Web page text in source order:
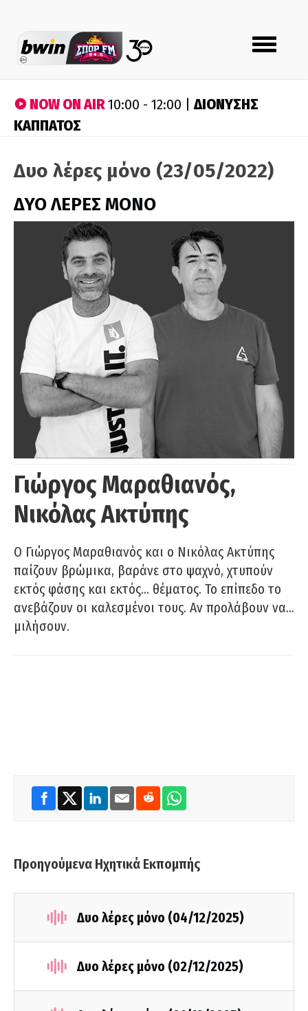
Toggle
navigation
NOW ON AIR10:00 - 12:00 |ΔΙΟΝΥΣΗΣ
ΚΑΠΠΑΤΟΣ
Δυο λέρες μόνο (23/05/2022)
ΔΥΟ ΛΕΡΕΣ ΜΟΝΟ
Γιώργος Μαραθιανός,
Νικόλας Ακτύπης
Ο Γιώργος Μαραθιανός και ο Νικόλας Ακτύπης
παίζουν βρώμικα, βαράνε στο ψαχνό, χτυπούν
εκτός φάσης και εκτός… θέματος. Το επίπεδο το
ανεβάζουν οι καλεσμένοι τους. Αν προλάβουν να…
μιλήσουν.
Προηγούμενα Ηχητικά Εκπομπής
Δυο λέρες μόνο (04/12/2025)
Δυο λέρες μόνο (02/12/2025)